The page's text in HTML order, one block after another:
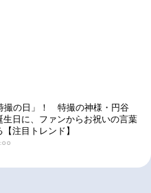
撮の日」！ 特撮の神様・円谷
生日に、ファンからお祝いの言葉
注目トレンド】